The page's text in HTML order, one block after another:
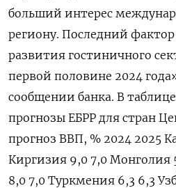
больший интерес
региону. Последний
развития гостиничного
первой половине 2024
сообщении банка. В
прогнозы ЕБРР для стран
прогноз ВВП, % 2024 2025
Киргизия 9,0 7,0 Монголия
8,0 7,0 Туркмения 6,3 6,3